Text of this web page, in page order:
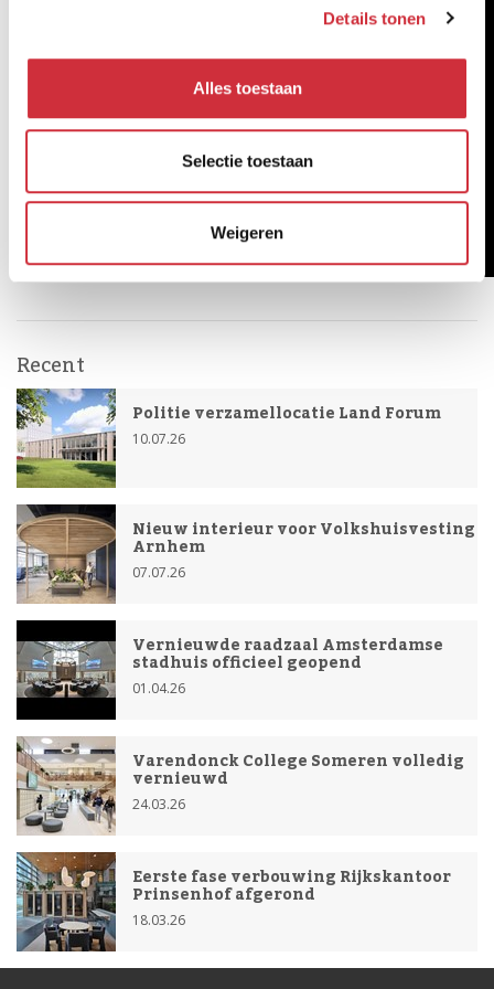
Details tonen
Alles toestaan
Selectie toestaan
Weigeren
Recent
Politie verzamellocatie Land Forum
10.07.26
Nieuw interieur voor Volkshuisvesting
Arnhem
07.07.26
Vernieuwde raadzaal Amsterdamse
stadhuis officieel geopend
01.04.26
Varendonck College Someren volledig
vernieuwd
24.03.26
Eerste fase verbouwing Rijkskantoor
Prinsenhof afgerond
18.03.26